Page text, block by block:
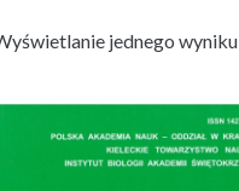
jednego wyniku